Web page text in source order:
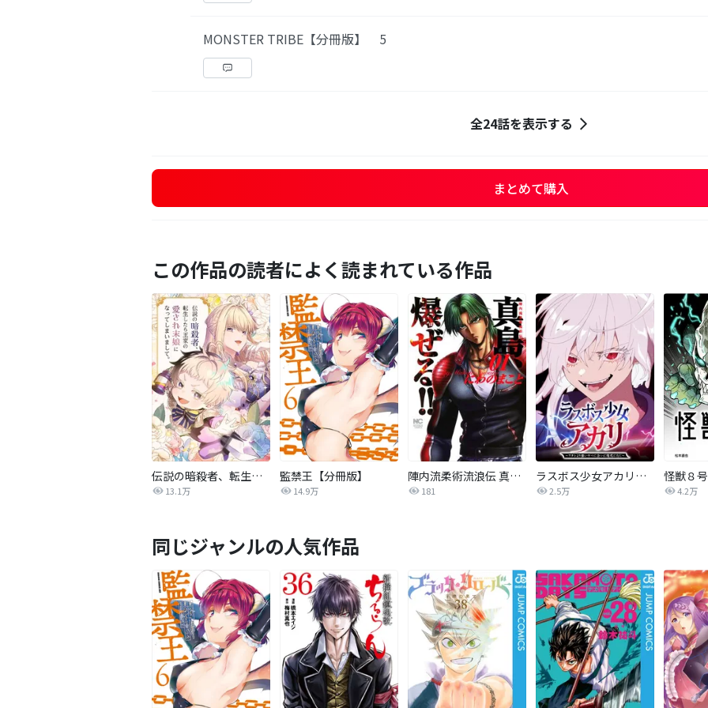
MONSTER TRIBE【分冊版】 5
全24話を表示する
まとめて購入
この作品の読者によく読まれている作品
伝説の暗殺者、転生したら王家の愛され末娘になってしまいまして。【タテヨミ】
13.1万
監禁王【分冊版】
14.9万
陣内流柔術流浪伝 真島、爆ぜる！！
181
ラスボス少女アカリ～ワタシより強いやつに会いに現代に行く～【タテヨミ】
2.5万 4.2万
同じジャンルの人気作品